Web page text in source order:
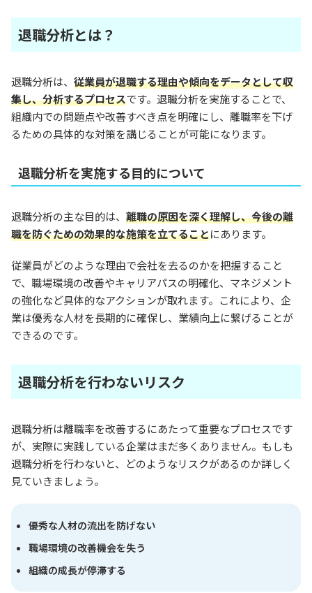
退職分析とは？
退職分析は、 従業員が退職する理由や傾向をデータとして収
集し、分析するプロセスです。退職分析を実施することで、
組織内での問題点や改善すべき点を明確にし、離職率を下げ
るための具体的な対策を講じることが可能になります。
退職分析を実施する目的について
退職分析の主な目的は、 離職の原因を深く理解し、今後の離
職を防ぐための効果的な施策を立てることにあります。
従業員がどのような理由で会社を去るのかを把握すること
で、職場環境の改善やキャリアパスの明確化、マネジメント
の強化など具体的なアクションが取れます。これにより、企
業は優秀な人材を長期的に確保し、業績向上に繋げることが
できるのです。
退職分析を行わないリスク
退職分析は離職率を改善するにあたって重要なプロセスです
が、実際に実践している企業はまだ多くありません。もしも
退職分析を行わないと、どのようなリスクがあるのか詳しく
見ていきましょう。
優秀な人材の流出を防げない
職場環境の改善機会を失う
組織の成長が停滞する